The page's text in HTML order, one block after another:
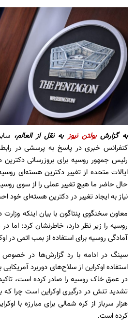
به گزارشبولتن نیوزبه نقل از العالم،
کنفرانس خبری در پاسخ به پرسشی در رابطه
رئیس جمهور روسیه برای بروزرسانی
ایالات متحده از تغییر دکترین هسته‌ای
حال حاضر ما هیچ تغییر عملی را از سوی
نیاز به ایجاد تغییر در دکترین هسته‌ای خود
معاون سخنگوی پنتاگون با بیان اینکه
روسیه را زیر نظر دارد، خاطرنشان کرد: اما
آمادگی روسیه برای استفاده از بمب اتمی در
سینگ در ادامه با رد گزارش‌ها در خصوص
استفاده اوکراین از سلاح‌های دوربرد
در عمق خاک روسیه را صادر کرده است،
هزار سرباز از کره شمالی برای مبارزه با
کرده است.